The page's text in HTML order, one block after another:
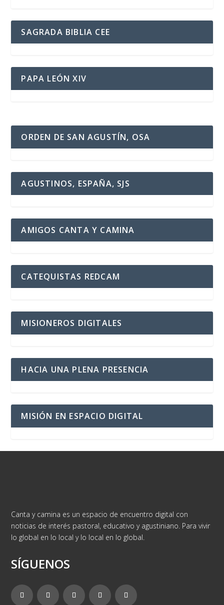
SAGRADA BIBLIA CEE
PAPA LEÓN XIV
ORDEN DE SAN AGUSTÍN, OSA
AGUSTINOS, ESPAÑA, SJS
AMIGOS CANTA Y CAMINA
CATEQUISTAS REDCAM
MISIONEROS DIGITALES
HACIA UNA PLENA PRESENCIA
MISIÓN EN ESPACIO DIGITAL
Canta y camina es un espacio de encuentro digital con
noticias de interés pastoral, educativo y agustiniano. Para vivir
lo global en lo local y lo local en lo global.
SÍGUENOS